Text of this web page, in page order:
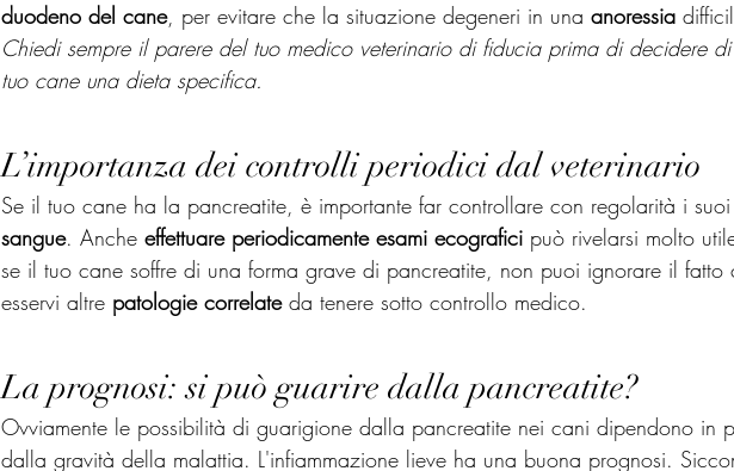
duodeno del cane, per evitare che la situazione degeneri in una anoressia
Chiedi sempre il parere del tuo medico veterinario di fiducia prima di decidere
tuo cane una dieta specifica.
L’importanza dei controlli periodici dal veterinario
Se il tuo cane ha la pancreatite, è importante far controllare con regolarità i
sangue. Anche effettuare periodicamente esami ecografici può rivelarsi molto
se il tuo cane soffre di una forma grave di pancreatite, non puoi ignorare il
esservi altre patologie correlate da tenere sotto controllo medico.
La prognosi: si può guarire dalla pancreatite?
Ovviamente le possibilità di guarigione dalla pancreatite nei cani dipendono in
dalla gravità della malattia. L'infiammazione lieve ha una buona prognosi.